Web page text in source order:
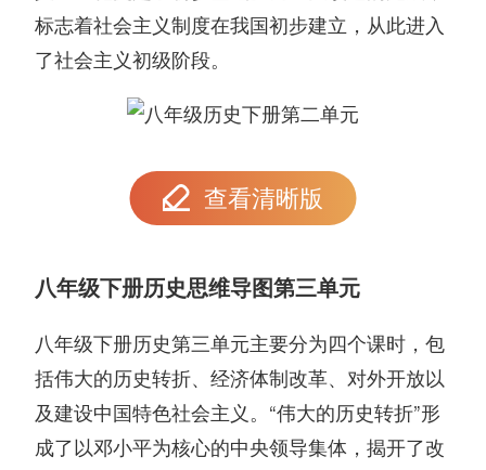
标志着社会主义制度在我国初步建立，从此进入
了社会主义初级阶段。
查看清晰版
八年级下册历史思维导图第三单元
八年级下册历史第三单元主要分为四个课时，包
括伟大的历史转折、经济体制改革、对外开放以
及建设中国特色社会主义。“伟大的历史转折”形
成了以邓小平为核心的中央领导集体，揭开了改